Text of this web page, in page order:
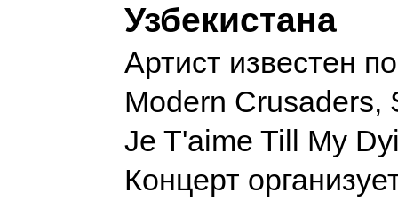
Узбекистана
Артист известен
Modern Crusaders,
Je T'aime Till My
Концерт